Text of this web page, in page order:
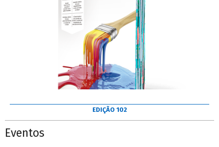
EDIÇÃO 102
Eventos